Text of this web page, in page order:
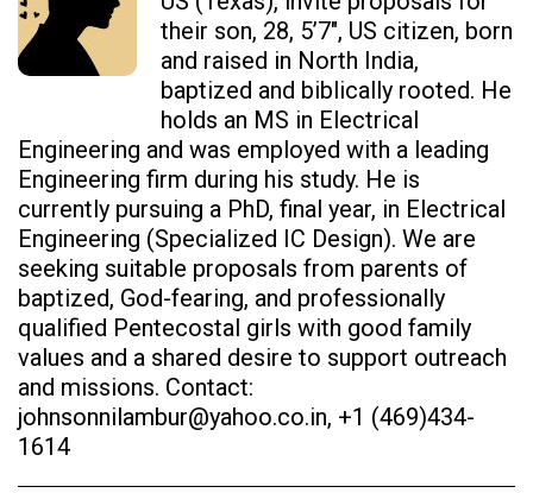
their son, 28, 5’7″, US citizen, born
and raised in North India,
baptized and biblically rooted. He
holds an MS in Electrical
Engineering and was employed with a leading
Engineering firm during his study. He is
currently pursuing a PhD, final year, in Electrical
Engineering (Specialized IC Design). We are
seeking suitable proposals from parents of
baptized, God-fearing, and professionally
qualified Pentecostal girls with good family
values and a shared desire to support outreach
and missions. Contact:
johnsonnilambur@yahoo.co.in, ‪+1 (469)434-
1614